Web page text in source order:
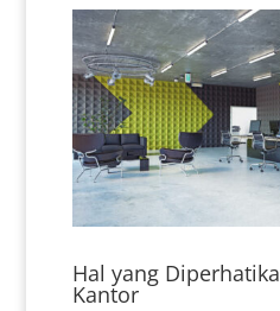
Hal yang
Kantor